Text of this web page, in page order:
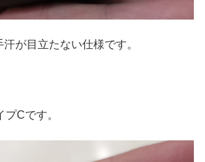
が目立たない仕様です。
Cです。